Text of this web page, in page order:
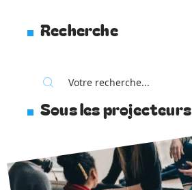
Recherche
Sous les projecteurs